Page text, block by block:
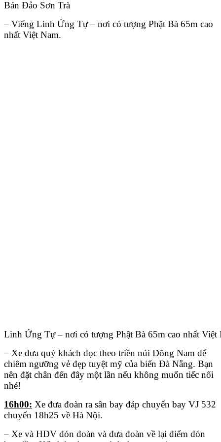
Bán Đảo Sơn Trà
– Viếng Linh Ứng Tự – nơi có tượng Phật Bà 65m cao
nhất Việt Nam.
Linh Ứng Tự – nơi có tượng Phật Bà 65m cao nhất Việt
– Xe đưa quý khách dọc theo triền núi Đông Nam để
chiêm ngưỡng vẻ đẹp tuyệt mỹ của biển Đà Nẵng. Bạn
nên đặt chân đến đây một lần nếu không muốn tiếc nối
nhé!
16h00: Xe đưa đoàn ra sân bay đáp chuyến bay VJ 532
chuyến 18h25 về Hà Nội.
– Xe và HDV đón đoàn và đưa đoàn về lại điểm đón